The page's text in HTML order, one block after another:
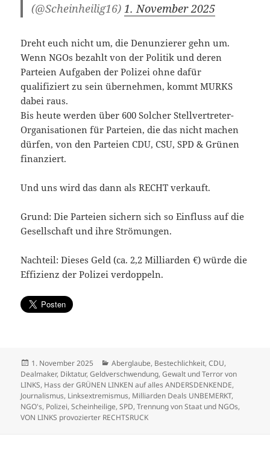
(@Scheinheilig16) 1. November 2025
Dreht euch nicht um, die Denunzierer gehn um.
Wenn NGOs bezahlt von der Politik und deren
Parteien Aufgaben der Polizei ohne dafür
qualifiziert zu sein übernehmen, kommt MURKS
dabei raus.
Bis heute werden über 600 Solcher Stellvertreter-
Organisationen für Parteien, die das nicht machen
dürfen, von den Parteien CDU, CSU, SPD & Grünen
finanziert.
Und uns wird das dann als RECHT verkauft.
Grund: Die Parteien sichern sich so Einfluss auf die
Gesellschaft und ihre Strömungen.
Nachteil: Dieses Geld (ca. 2,2 Milliarden €) würde die
Effizienz der Polizei verdoppeln.
Veröffentlicht
am
1. November 2025 Kategorien
Aberglaube, Bestechlichkeit,CDU,
Dealmaker, Diktatur,Geldverschwendung,Gewalt und Terror von
LINKS, Hass der GRÜNEN LINKEN auf alles ANDERSDENKENDE,
Journalismus, Linksextremismus, Milliarden Deals UNBEMERKT,
NGO's, Polizei,Scheinheilige,SPD,Trennung von Staat und NGOs,
VON LINKS provozierter RECHTSRUCK